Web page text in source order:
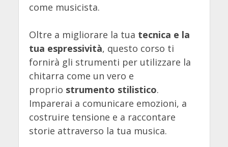
come musicista.
Oltre a migliorare la tua tecnica e la
tua espressività, questo corso ti
fornirà gli strumenti per utilizzare la
chitarra come un vero e
proprio strumento stilistico.
Imparerai a comunicare emozioni, a
costruire tensione e a raccontare
storie attraverso la tua musica.